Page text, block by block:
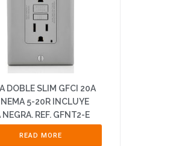
DOBLE SLIM GFCI 20A
5-20R INCLUYE
NEGRA. REF. GFNT2-E
READ MORE